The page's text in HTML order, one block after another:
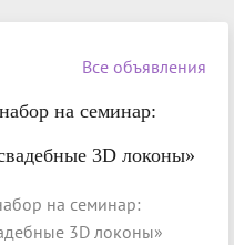
Все объявления
на семинар:
3D локоны»